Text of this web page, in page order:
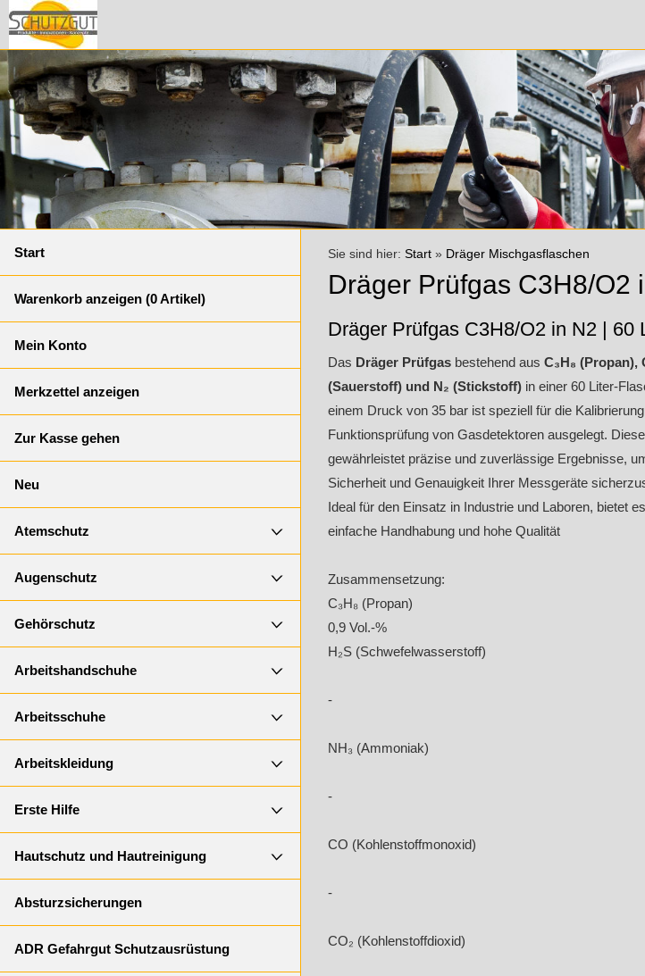
Start
Warenkorb anzeigen (0Artikel)
Mein Konto
Merkzettel anzeigen
Zur Kasse gehen
Neu
Atemschutz
Augenschutz
Gehörschutz
Arbeitshandschuhe
Arbeitsschuhe
Arbeitskleidung
Erste Hilfe
Hautschutz und Hautreinigung
Absturzsicherungen
ADR Gefahrgut Schutzausrüstung
Sie sind hier: Start » Dräger Mischgasflaschen
Dräger Prüfgas C3H8/O2
Dräger Prüfgas C3H8/O2 in N2 | 60
Das Dräger Prüfgas bestehend aus C₃H₈ (Propan),
(Sauerstoff) und N₂ (Stickstoff) in einer 60 Liter-
einem Druck von 35 bar ist speziell für die
Funktionsprüfung von Gasdetektoren ausgelegt.
gewährleistet präzise und zuverlässige Ergebnisse,
Sicherheit und Genauigkeit Ihrer Messgeräte
Ideal für den Einsatz in Industrie und Laboren, bietet
einfache Handhabung und hohe Qualität
Zusammensetzung:
C₃H₈ (Propan)
0,9 Vol.-%
H₂S (Schwefelwasserstoff)
-
NH₃ (Ammoniak)
-
CO (Kohlenstoffmonoxid)
-
CO₂ (Kohlenstoffdioxid)